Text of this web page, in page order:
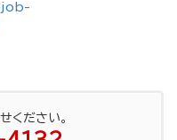
ください。